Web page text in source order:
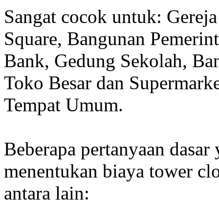
Sangat cocok untuk:
Square, Bangunan
Bank, Gedung Sekolah,
Toko Besar dan
Tempat Umum.
Beberapa pertanyaan
menentukan biaya tower
antara lain: